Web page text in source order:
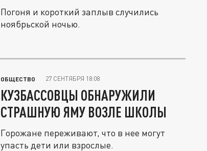
Погоня и короткий заплыв случились
ноябрьской ночью.
ОБЩЕСТВО 27 СЕНТЯБРЯ 18:08
КУЗБАССОВЦЫ ОБНАРУЖИЛИ
СТРАШНУЮ ЯМУ ВОЗЛЕ ШКОЛЫ
Горожане переживают, что в нее могут
упасть дети или взрослые.